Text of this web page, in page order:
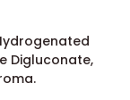
Digluconate,